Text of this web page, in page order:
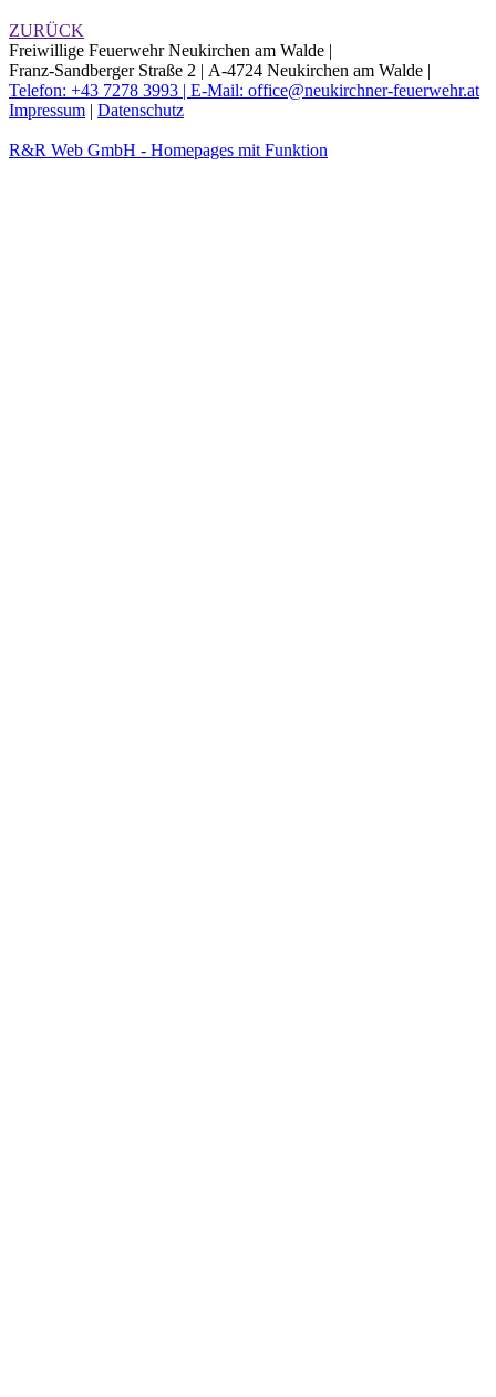
ZURÜCK
Freiwillige Feuerwehr Neukirchen am Walde |
Franz-Sandberger Straße 2 | A-4724 Neukirchen am Walde |
Telefon: +43 7278 3993 | E-Mail: office@neukirchner-feuerwehr.at
Impressum | Datenschutz
R&R Web GmbH - Homepages mit Funktion